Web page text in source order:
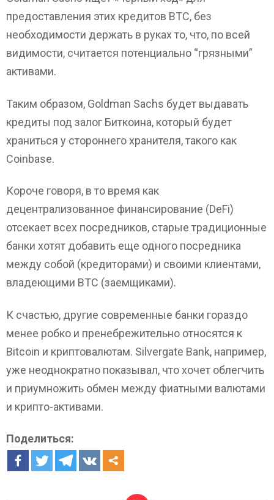
предоставления этих кредитов BTC, без
необходимости держать в руках то, что, по всей
видимости, считается потенциально “грязными”
активами.
Таким образом, Goldman Sachs будет выдавать
кредиты под залог Биткоина, который будет
храниться у стороннего хранителя, такого как
Coinbase.
Короче говоря, в то время как
децентрализованное финансирование (DeFi)
отсекает всех посредников, старые традиционные
банки хотят добавить еще одного посредника
между собой (кредиторами) и своими клиентами,
владеющими BTC (заемщиками).
К счастью, другие современные банки гораздо
менее робко и пренебрежительно относятся к
Bitcoin и криптовалютам. Silvergate Bank, например,
уже неоднократно показывал, что хочет облегчить
и приумножить обмен между фиатными валютами
и крипто-активами.
Поделиться: